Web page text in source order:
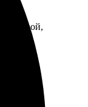
быстрой,